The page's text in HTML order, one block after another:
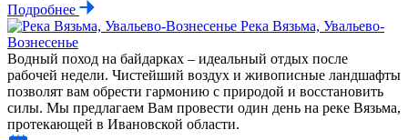
Подробнее
Река Вязьма, Увальево-
Вознесенье
Водный поход на байдарках – идеальный отдых после
рабочей недели. Чистейший воздух и живописные ландшафты
позволят вам обрести гармонию с природой и восстановить
силы. Мы предлагаем Вам провести один день на реке Вязьма,
протекающей в Ивановской области.